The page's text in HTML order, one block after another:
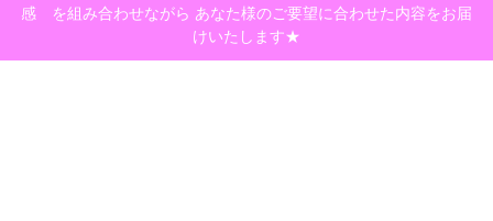
感 を組み合わせながら​ ​​あなた様のご要望に合わせた内容をお届
けいたします★